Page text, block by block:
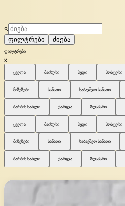
ფილტრები ძიება
ფილტრები
ყველა მაისური ჰუდი პოსტერი
მიზეზები სანათი საბავშვო სანათი
ბარბის სახლი ქარგვა ზღაპარი
ყველა მაისური ჰუდი პოსტერი
მიზეზები სანათი საბავშვო სანათი
ბარბის სახლი ქარგვა ზღაპარი